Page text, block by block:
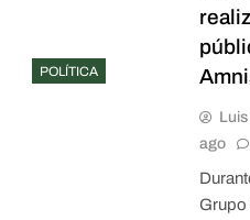
POLÍTICA
ago
Grupo